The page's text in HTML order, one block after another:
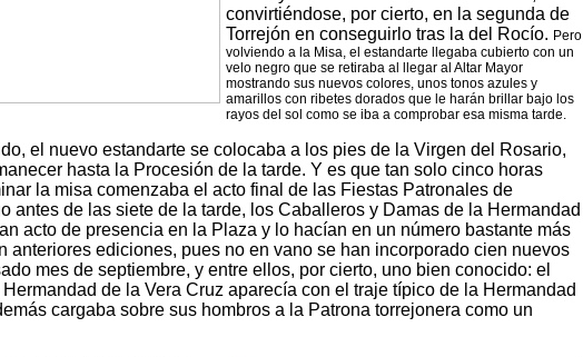
convirtiéndose, por cierto, en la segunda de
Torrejón en conseguirlo tras la del Rocío. Pero
volviendo a la Misa, el estandarte llegaba cubierto con un
velo negro que se retiraba al llegar al Altar Mayor
mostrando sus nuevos colores, unos tonos azules y
amarillos con ribetes dorados que le harán brillar bajo los
rayos del sol como se iba a comprobar esa misma tarde.
el nuevo estandarte se colocaba a los pies de la Virgen del Rosario,
hasta la Procesión de la tarde. Y es que tan solo cinco horas
la misa comenzaba el acto final de las Fiestas Patronales de
antes de las siete de la tarde, los Caballeros y Damas de la Hermandad
acto de presencia en la Plaza y lo hacían en un número bastante más
anteriores ediciones, pues no en vano se han incorporado cien nuevos
mes de septiembre, y entre ellos, por cierto, uno bien conocido: el
de la Vera Cruz aparecía con el traje típico de la Hermandad
cargaba sobre sus hombros a la Patrona torrejonera como un